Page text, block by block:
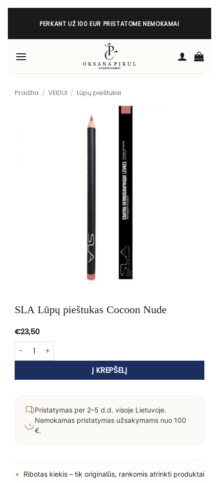
Skip
PERKANT UŽ 100 EUR PRISTATOME NEMOKAMAI
Pradžia / VEIDUI / Lūpų pieštukai
SLA Lūpų pieštukas Cocoon Nude
€23,50
produkto kiekis: SLA Lūpų pieštukas Cocoon Nude
Į KREPŠELĮ
Pristatymas per 2–5 d.d. visoje Lietuvoje.
Nemokamas pristatymas užsakymams nuo 100
€.
Ribotas kiekis – tik originalūs, rankomis atrinkti produktai